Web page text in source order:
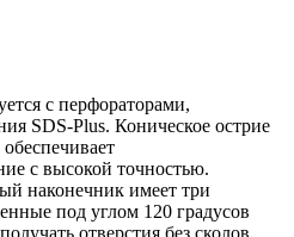
с перфораторами,
SDS-Plus. Коническое острие
с высокой точностью.
наконечник имеет три
под углом 120 градусов